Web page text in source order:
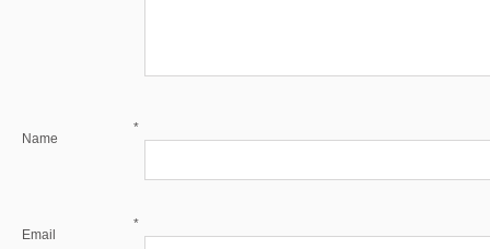
Name
*
Email
*